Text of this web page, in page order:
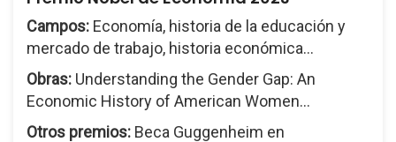
Campos: Economía, historia de la educación y
mercado de trabajo, historia económica...
Obras: Understanding the Gender Gap: An
Economic History of American Women...
Otros premios: Beca Guggenheim en